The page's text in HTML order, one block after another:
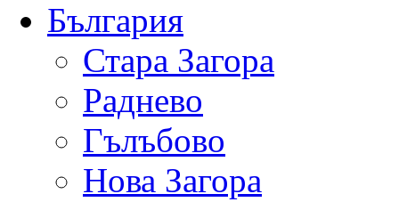
България
Стара Загора
Раднево
Гълъбово
Нова Загора